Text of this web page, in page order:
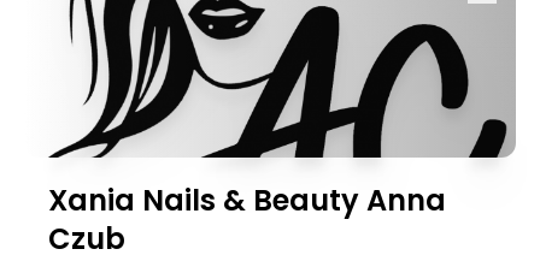
Xania Nails & Beauty Anna
Czub